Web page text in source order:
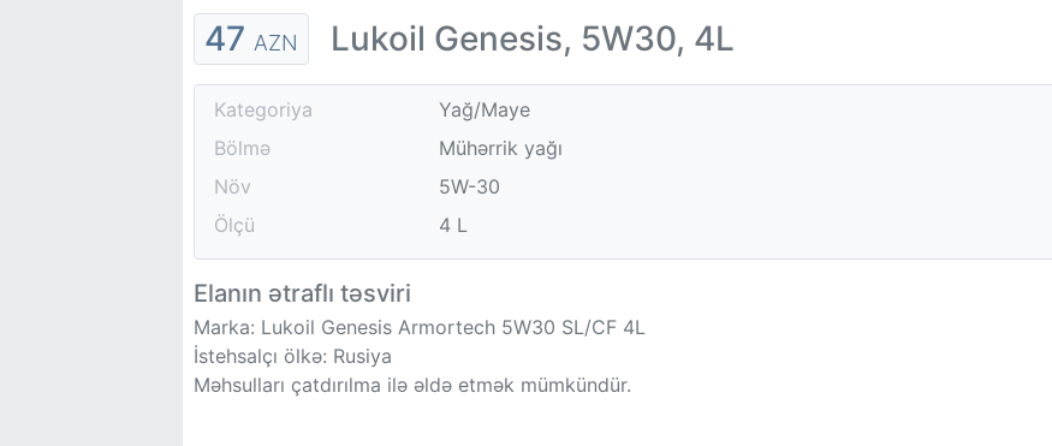
47 AZN Lukoil Genesis, 5W30, 4L
Kategoriya
Yağ/Maye
Bölmə
Mühərrik yağı
Növ
5W-30
Ölçü
4 L
Elanın ətraflı təsviri
Marka: Lukoil Genesis Armortech 5W30 SL/CF 4L
İstehsalçı ölkə: Rusiya
Məhsulları çatdırılma ilə əldə etmək mümkündür.